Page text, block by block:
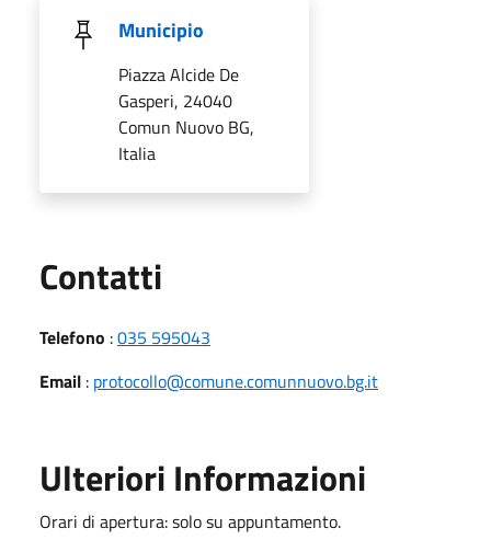
Municipio
Piazza Alcide De
Gasperi, 24040
Comun Nuovo BG,
Italia
Contatti
Telefono :035 595043
Email : protocollo@comune.comunnuovo.bg.it
Ulteriori Informazioni
Orari di apertura: solo su appuntamento.